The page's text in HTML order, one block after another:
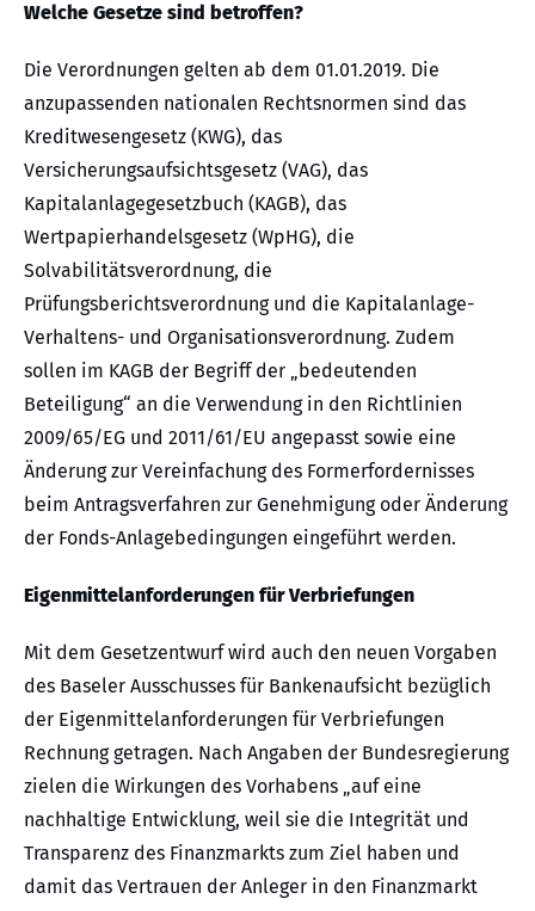
Welche Gesetze sind betroffen?
Die Verordnungen gelten ab dem 01.01.2019. Die
anzupassenden nationalen Rechtsnormen sind das
Kreditwesengesetz (KWG), das
Versicherungsaufsichtsgesetz (VAG), das
Kapitalanlagegesetzbuch (KAGB), das
Wertpapierhandelsgesetz (WpHG), die
Solvabilitätsverordnung, die
Prüfungsberichtsverordnung und die Kapitalanlage-
Verhaltens- und Organisationsverordnung. Zudem
sollen im KAGB der Begriff der „bedeutenden
Beteiligung“ an die Verwendung in den Richtlinien
2009/65/EG und 2011/61/EU angepasst sowie eine
Änderung zur Vereinfachung des Formerfordernisses
beim Antragsverfahren zur Genehmigung oder Änderung
der Fonds-Anlagebedingungen eingeführt werden.
Eigenmittelanforderungen für Verbriefungen
Mit dem Gesetzentwurf wird auch den neuen Vorgaben
des Baseler Ausschusses für Bankenaufsicht bezüglich
der Eigenmittelanforderungen für Verbriefungen
Rechnung getragen. Nach Angaben der Bundesregierung
zielen die Wirkungen des Vorhabens „auf eine
nachhaltige Entwicklung, weil sie die Integrität und
Transparenz des Finanzmarkts zum Ziel haben und
damit das Vertrauen der Anleger in den Finanzmarkt